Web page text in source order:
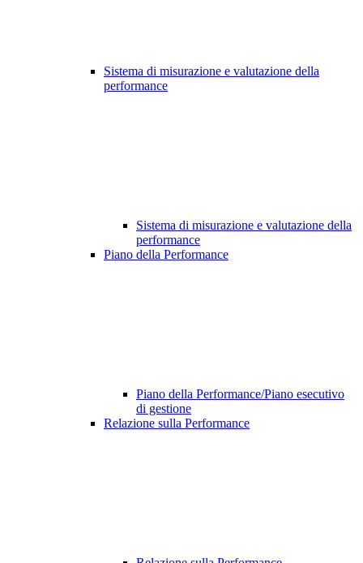
Sistema di misurazione e valutazione della
performance
Sistema di misurazione e valutazione della
performance
Piano della Performance
Piano della Performance/Piano esecutivo
di gestione
Relazione sulla Performance